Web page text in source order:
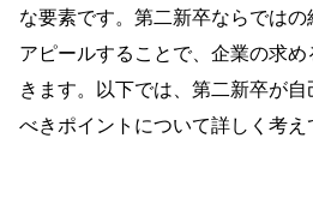
な要素です。第二新卒ならでは
アピールすることで、企業の求
きます。以下では、第二新卒が
べきポイントについて詳しく考え